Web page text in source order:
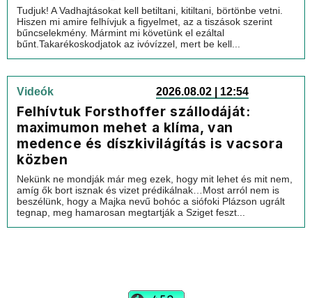
Tudjuk! A Vadhajtásokat kell betiltani, kitiltani, börtönbe vetni.
Hiszen mi amire felhívjuk a figyelmet, az a tiszások szerint
bűncselekmény. Mármint mi követünk el ezáltal
bűnt.Takarékoskodjatok az ivóvízzel, mert be kell...
Videók 2026.08.02 | 12:54
Felhívtuk Forsthoffer szállodáját:
maximumon mehet a klíma, van
medence és díszkivilágítás is vacsora
közben
Nekünk ne mondják már meg ezek, hogy mit lehet és mit nem,
amíg ők bort isznak és vizet prédikálnak…Most arról nem is
beszélünk, hogy a Majka nevű bohóc a siófoki Plázson ugrált
tegnap, meg hamarosan megtartják a Sziget feszt...